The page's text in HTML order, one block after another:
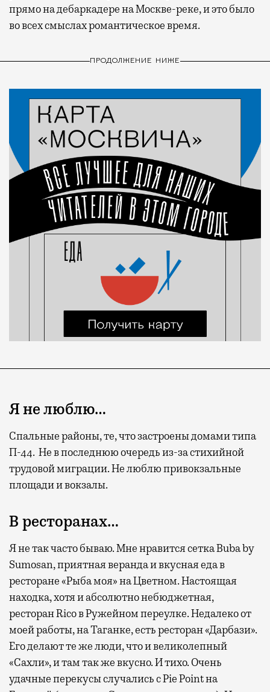
прямо на дебаркадере на Москве-реке, и это было
во всех смыслах романтическое время.
ПРОДОЛЖЕНИЕ НИЖЕ
Я не люблю…
Спальные районы, те, что застроены домами типа
П-44. Не в последнюю очередь из-за стихийной
трудовой миграции. Не люблю привокзальные
площади и вокзалы.
В ресторанах…
Я не так часто бываю. Мне нравится сетка Buba by
Sumosan, приятная веранда и вкусная еда в
ресторане «Рыба моя» на Цветном. Настоящая
находка, хотя и абсолютно небюджетная,
ресторан Rico в Ружейном переулке. Недалеко от
моей работы, на Таганке, есть ресторан «Дарбази».
Его делают те же люди, что и великолепный
«Сахли», и там так же вкусно. И тихо. Очень
удачные перекусы случались с Pie Point на